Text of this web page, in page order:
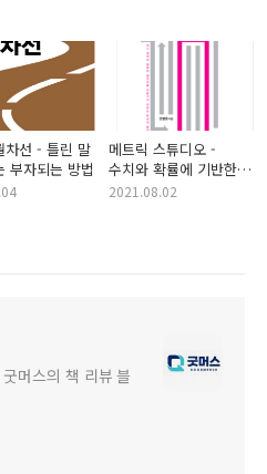
차선 - 틀린 말
부자되는 방법
메트릭 스튜디오 -
수치와 확률에 기반한
투자의 진수
2021.08.02
머스의 책 리뷰 블